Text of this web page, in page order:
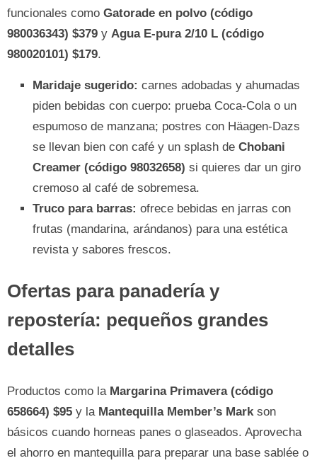
funcionales como Gatorade en polvo (código
980036343) $379 y Agua E-pura 2/10 L (código
980020101) $179.
Maridaje sugerido: carnes adobadas y ahumadas
piden bebidas con cuerpo: prueba Coca-Cola o un
espumoso de manzana; postres con Häagen-Dazs
se llevan bien con café y un splash de Chobani
Creamer (código 98032658) si quieres dar un giro
cremoso al café de sobremesa.
Truco para barras: ofrece bebidas en jarras con
frutas (mandarina, arándanos) para una estética
revista y sabores frescos.
Ofertas para panadería y
repostería: pequeños grandes
detalles
Productos como la Margarina Primavera (código
658664) $95 y la Mantequilla Member’s Markson
básicos cuando horneas panes o glaseados. Aprovecha
el ahorro en mantequilla para preparar una base sablée o